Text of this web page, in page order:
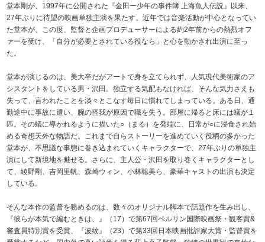
堂本剛が、1997年に公開された『金田一少年の事件簿 上海魚人伝説』以来、
27年ぶりに待望の映画単独主演を果たす。近年では音楽活動が中心となってい
た堂本が、この度、監督と企画プロデューサーによる約2年前からの熱烈オフ
ァーを受け、「自分が必要とされている役なら」と心を動かされ出演に至っ
た。
堂本が演じるのは、美大卒だがアートで身を立てられず、人気現代美術家のア
シスタントをしている男・沢田。独立する気配もなければ、そんな気力さえも
失って、言われたことを淡々とこなす毎日に慣れてしまっている。ある日、通
勤途中に事故に遭い、腕の怪我が原因で職を失う。部屋に帰ると床には蟻が１
匹。その蟻に導かれるように描いた○（まる）を発端に、日常が○に浸食され始
める奇想天外な物語だ。これまで自らストーリーを進めていく役柄の多かった
堂本が、不思議な事態に巻き込まれていくキャラクターで、27年ぶりの単独主
演にして新境地を魅せる。さらに、主人公・沢田を取り巻くキャラクターとし
て、綾野剛、吉岡里帆、森崎ウィン、小林聡美ら、豪華キャストの出演も決定
している。
そんな本作の監督を務めるのは、数々のオリジナル脚本で話題作を生み出し、
『彼らが本気で編むときは、』（17）で第67回ベルリン国際映画祭・観客賞&
審査員特別賞を受賞、『波紋』（23）で第33回日本映画批評家大賞・監督賞を